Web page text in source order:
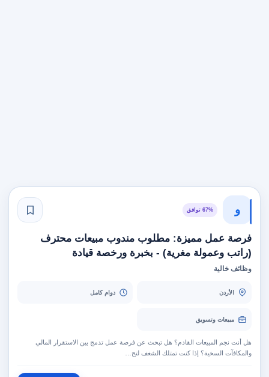
و 67% توافق
فرصة عمل مميزة: مطلوب مندوب مبيعات محترف
(راتب وعمولة مغرية) - بخبرة ورخصة قيادة
وظائف خالية
الأردن دوام كامل
مبيعات وتسويق
هل أنت نجم المبيعات القادم؟ هل تبحث عن فرصة عمل تدمج بين الاستقرار المالي
والمكافآت السخية؟ إذا كنت تمتلك الشغف لتح…